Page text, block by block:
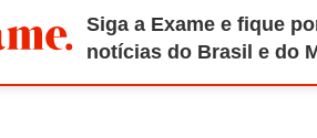
Siga a Exame e fique
notícias do Brasil e do